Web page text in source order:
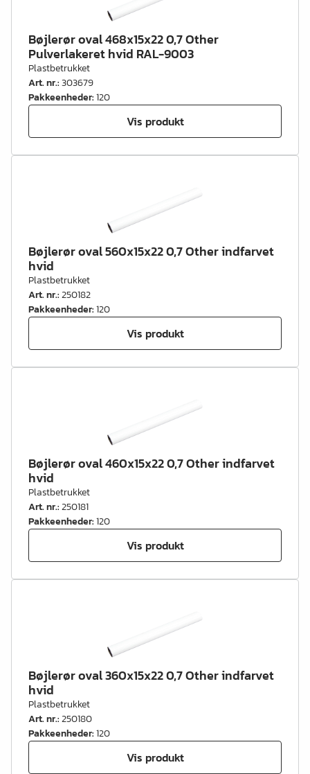
Bøjlerør oval 468x15x22 0,7 Other
Pulverlakeret hvid RAL-9003
Plastbetrukket
Art. nr.:303679
Pakkeenheder:120
Vis produkt
Bøjlerør oval 560x15x22 0,7 Other indfarvet
hvid
Plastbetrukket
Art. nr.:250182
Pakkeenheder:120
Vis produkt
Bøjlerør oval 460x15x22 0,7 Other indfarvet
hvid
Plastbetrukket
Art. nr.:250181
Pakkeenheder:120
Vis produkt
Bøjlerør oval 360x15x22 0,7 Other indfarvet
hvid
Plastbetrukket
Art. nr.:250180
Pakkeenheder:120
Vis produkt